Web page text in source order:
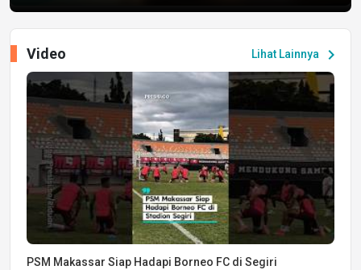
Lihat Lainnya chevron_right
Video
PSM Makassar Siap Hadapi Borneo FC di Segiri